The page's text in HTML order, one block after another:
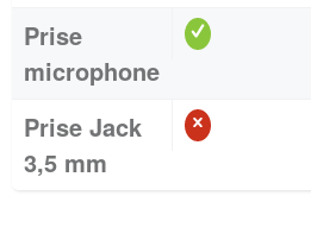
Prise
microphone
Prise Jack
3,5 mm